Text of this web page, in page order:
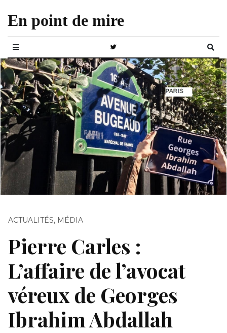
En point de mire
ACTUALITÉS, MÉDIA
Pierre Carles :
L’affaire de l’avocat
véreux de Georges
Ibrahim Abdallah